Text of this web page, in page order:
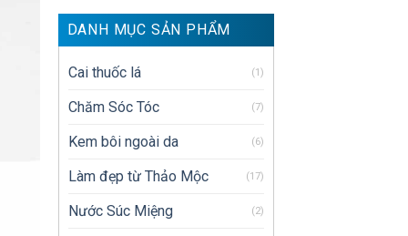
DANH MỤC SẢN PHẨM
Cai thuốc lá (1)
Chăm Sóc Tóc (7)
Kem bôi ngoài da (6)
Làm đẹp từ Thảo Mộc (17)
Nước Súc Miệng (2)